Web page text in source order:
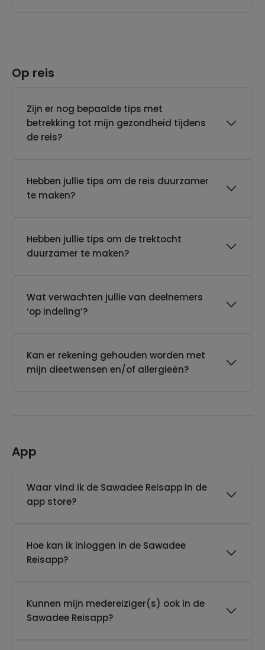
Op reis
Zijn er nog bepaalde tips met
betrekking tot mijn gezondheid tijdens
de reis?
Hebben jullie tips om de reis duurzamer
te maken?
Hebben jullie tips om de trektocht
duurzamer te maken?
Wat verwachten jullie van deelnemers
‘op indeling’?
Kan er rekening gehouden worden met
mijn dieetwensen en/of allergieën?
App
Waar vind ik de Sawadee Reisapp in de
app store?
Hoe kan ik inloggen in de Sawadee
Reisapp?
Kunnen mijn medereiziger(s) ook in de
Sawadee Reisapp?